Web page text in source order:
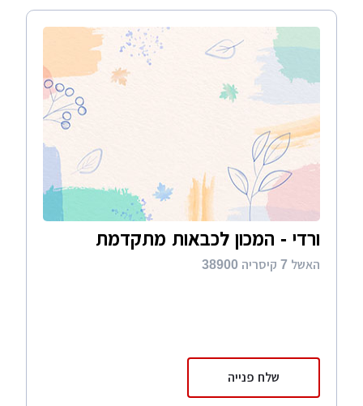
ורדי - המכון לכבאות מתקדמת
האשל 7 קיסריה 38900
שלח פנייה